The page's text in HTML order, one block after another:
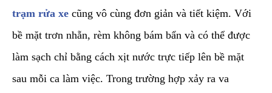
trạm rửa xe cũng vô cùng đơn giản và tiết kiệm. Với
bề mặt trơn nhẵn, rèm không bám bẩn và có thể được
làm sạch chỉ bằng cách xịt nước trực tiếp lên bề mặt
sau mỗi ca làm việc. Trong trường hợp xảy ra va